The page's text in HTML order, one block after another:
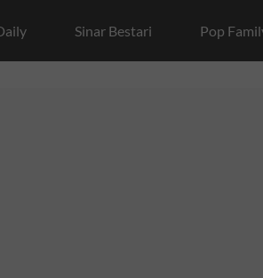
Sinar Bestari Pop